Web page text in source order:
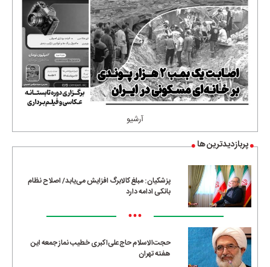
آرشیو
پربازدیدترین ها
پزشکیان: مبلغ کالابرگ افزایش می‌یابد/ اصلاح نظام
بانکی ادامه دارد
•••
حجت‌الاسلام حاج‌علی‌اکبری خطیب نماز جمعه این
هفته تهران